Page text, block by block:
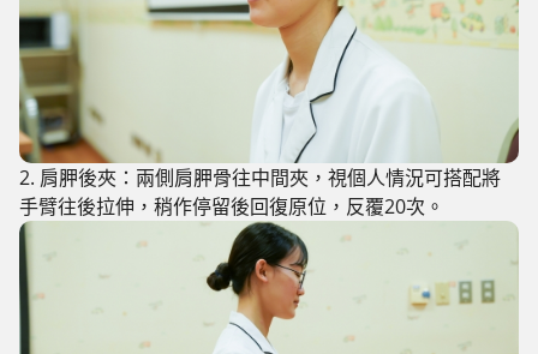
2. 肩胛後夾： 兩側肩胛骨往中間夾，視個人情況可搭配將
手臂往後拉伸，稍作停留後回復原位，反覆20次。